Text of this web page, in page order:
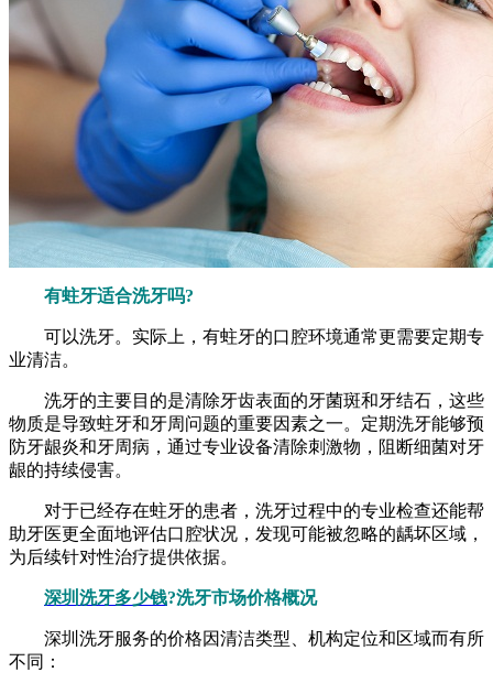
有蛀牙适合洗牙吗?
可以洗牙。实际上，有蛀牙的口腔环境通常更需要定期专
业清洁。
洗牙的主要目的是清除牙齿表面的牙菌斑和牙结石，这些
物质是导致蛀牙和牙周问题的重要因素之一。定期洗牙能够预
防牙龈炎和牙周病，通过专业设备清除刺激物，阻断细菌对牙
龈的持续侵害。
对于已经存在蛀牙的患者，洗牙过程中的专业检查还能帮
助牙医更全面地评估口腔状况，发现可能被忽略的龋坏区域，
为后续针对性治疗提供依据。
深圳洗牙多少钱?洗牙市场价格概况
深圳洗牙服务的价格因清洁类型、机构定位和区域而有所
不同：